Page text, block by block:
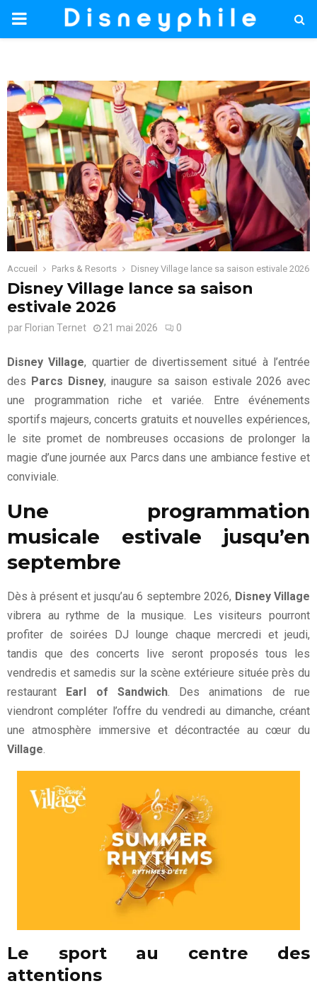
PRIMARY
Accueil Parks & Resorts Disney Village lance sa saison estivale 2026
Disney Village lance sa saison
estivale 2026
par Florian Ternet 21 mai 2026 0
Disney Village, quartier de divertissement situé à l’entrée
des Parcs Disney, inaugure sa saison estivale 2026 avec
une programmation riche et variée. Entre événements
sportifs majeurs, concerts gratuits et nouvelles expériences,
le site promet de nombreuses occasions de prolonger la
magie d’une journée aux Parcs dans une ambiance festive et
conviviale.
Une programmation
musicale estivale jusqu’en
septembre
Dès à présent et jusqu’au 6 septembre 2026, Disney Village
vibrera au rythme de la musique. Les visiteurs pourront
profiter de soirées DJ lounge chaque mercredi et jeudi,
tandis que des concerts live seront proposés tous les
vendredis et samedis sur la scène extérieure située près du
restaurant Earl of Sandwich. Des animations de rue
viendront compléter l’offre du vendredi au dimanche, créant
une atmosphère immersive et décontractée au cœur du
Village
Le sport au centre des
attentions